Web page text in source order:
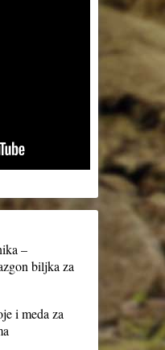
–
biljka za
i meda za